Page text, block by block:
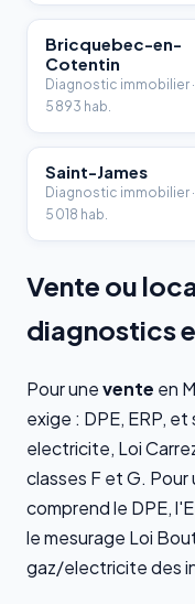
Bricquebec-en-
Cotentin
Diagnostic immobilier ·
5 893 hab.
Saint-James
Diagnostic immobilier ·
5 018 hab.
Vente ou
diagnostics
Pour unevente en
exige : DPE, ERP,
electricite, Loi
classes F et G. Pour
comprend le DPE,
le mesurage Loi
gaz/electricite des